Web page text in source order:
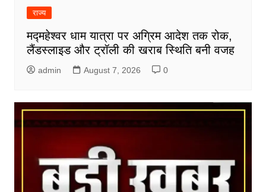
राज्य
मद्महेश्वर धाम यात्रा पर अग्रिम आदेश तक रोक,
लैंडस्लाइड और ट्रॉली की खराब स्थिति बनी वजह
admin August 7, 2026 0